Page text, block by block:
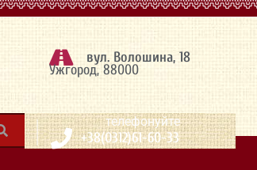
вул. Волошина, 18
Ужгород, 88000
| телефонуйте
+38(0312)61-60-33